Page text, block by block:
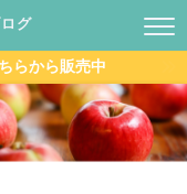
グ
らから販売中